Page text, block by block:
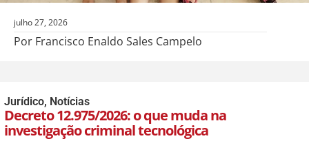
julho 27, 2026
Por Francisco Enaldo Sales Campelo
Jurídico, Notícias
Decreto 12.975/2026: o que muda na
investigação criminal tecnológica